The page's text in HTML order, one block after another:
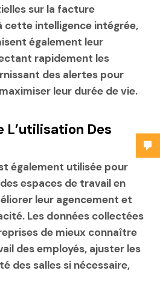
sur la facture
cette intelligence intégrée,
également leur
rapidement les
des alertes pour
leur durée de vie.
Des
également utilisée pour
espaces de travail en
leur agencement et
Les données collectées
de mieux connaître
des employés, ajuster les
des salles si nécessaire,